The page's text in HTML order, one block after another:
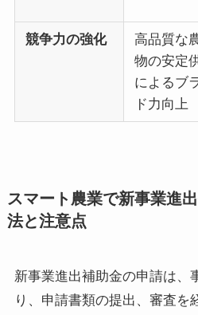
競争力の強化
高品質な
物の安定
によるブ
ド力向上
スマート農業で新事業進
法と注意点
新事業進出補助金の申請は、
り、申請書類の提出、審査を